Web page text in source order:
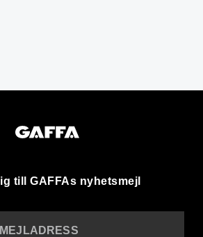
till GAFFAs nyhetsmejl